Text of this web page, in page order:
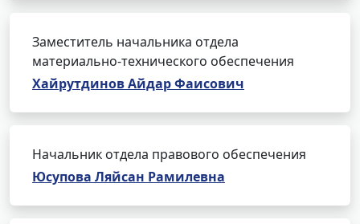
Заместитель начальника отдела
материально-технического обеспечения
Хайрутдинов Айдар Фаисович
Начальник отдела правового обеспечения
Юсупова Ляйсан Рамилевна